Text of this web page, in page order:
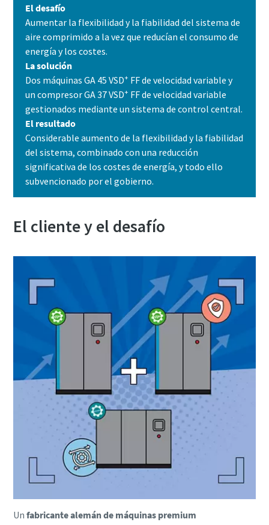
10 pasos hacia una producción más ecológica y
eficiente
Reducción de la huella de carbono para una producción
El desafío
Aumentar la flexibilidad y la fiabilidad del sistema de
aire comprimido a la vez que reducían el consumo de
energía y los costes.
La solución
Dos máquinas GA 45 VSD+ FF de velocidad variable y
un compresor GA 37 VSD+ FF de velocidad variable
gestionados mediante un sistema de control central.
El resultado
Considerable aumento de la flexibilidad y la fiabilidad
del sistema, combinado con una reducción
significativa de los costes de energía, y todo ello
subvencionado por el gobierno.
El cliente y el desafío
Un fabricante alemán de máquinas premium